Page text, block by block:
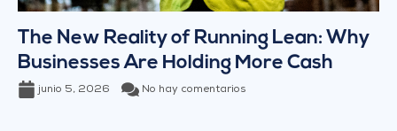
The New Reality of Running Lean: Why
Businesses Are Holding More Cash
junio 5, 2026 No hay comentarios